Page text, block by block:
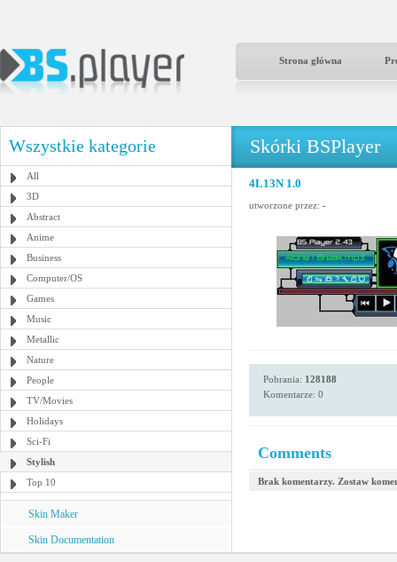
Strona główna
Wszystkie kategorie
All
3D
Abstract
Anime
Business
Computer/OS
Games
Music
Metallic
Nature
People
TV/Movies
Holidays
Sci-Fi
Stylish
Top 10
Skin Maker
Skin Documentation
Skórki BSPlayer
4L13N 1.0
utworzone przez: -
Pobrania: 128188
Komentarze: 0
Comments
Brak komentarzy. Zostaw